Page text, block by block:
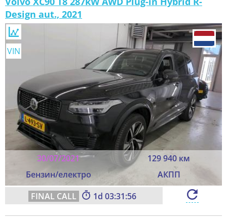
Design aut., 2021
30/07/2021
129 940 км
Бензин/електро
АКПП
VIN
1 03:31:54